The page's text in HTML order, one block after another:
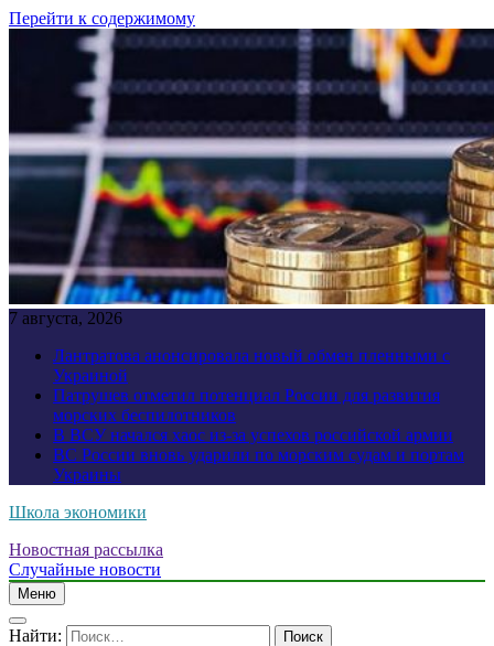
Перейти к содержимому
7 августа, 2026
Лантратова анонсировала новый обмен пленными с
Украиной
Патрушев отметил потенциал России для развития
морских беспилотников
В ВСУ начался хаос из-за успехов российской армии
ВС России вновь ударили по морским судам и портам
Украины
Школа экономики
Новостная рассылка
Случайные новости
Меню
Найти: